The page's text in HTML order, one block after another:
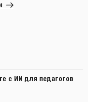
с ИИ для педагогов